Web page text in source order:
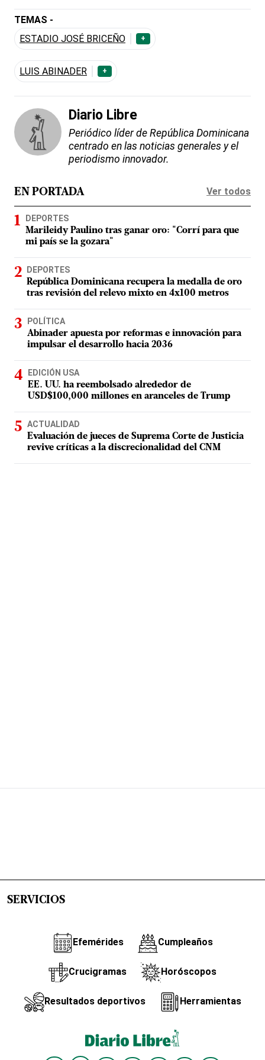
TEMAS -
ESTADIO JOSÉ BRICEÑO
+
LUIS ABINADER +
Diario Libre
Periódico líder de República Dominicana
centrado en las noticias generales y el
periodismo innovador.
EN PORTADA Ver todos
DEPORTES
Marileidy Paulino tras ganar oro: "Corrí para que
mi país se la gozara"
DEPORTES
República Dominicana recupera la medalla de oro
tras revisión del relevo mixto en 4x100 metros
POLÍTICA
Abinader apuesta por reformas e innovación para
impulsar el desarrollo hacia 2036
EDICIÓN USA
EE. UU. ha reembolsado alrededor de
USD$100,000 millones en aranceles de Trump
ACTUALIDAD
Evaluación de jueces de Suprema Corte de Justicia
revive críticas a la discrecionalidad del CNM
SERVICIOS
Efemérides Cumpleaños
Crucigramas Horóscopos
Resultados deportivos Herramientas